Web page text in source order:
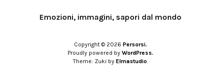
Emozioni, immagini, sapori dal mondo
Copyright © 2026 Persorsi.
Proudly powered by WordPress.
Theme: Zuki by Elmastudio.